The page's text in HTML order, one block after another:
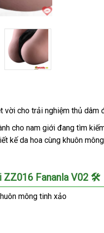
vời cho trải nghiệm thủ dâm
cho nam giới đang tìm
kế da hoa cùng khuôn
ZZ016 Fananla V02 🛠️
mông tinh xảo